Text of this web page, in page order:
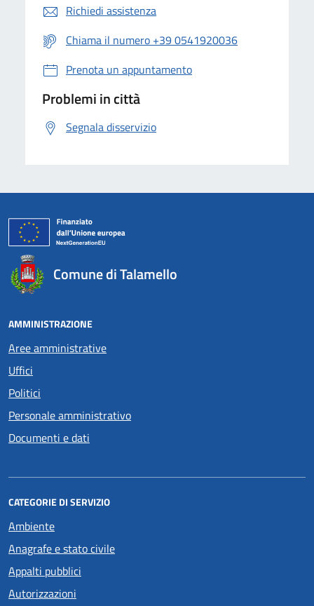
Richiedi assistenza
Chiama il numero +39 0541920036
Prenota un appuntamento
Problemi in città
Segnala disservizio
Comune di Talamello
AMMINISTRAZIONE
Aree amministrative
Uffici
Politici
Personale amministrativo
Documenti e dati
CATEGORIE DI SERVIZIO
Ambiente
Anagrafe e stato civile
Appalti pubblici
Autorizzazioni